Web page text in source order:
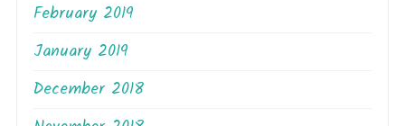
February 2019
January 2019
December 2018